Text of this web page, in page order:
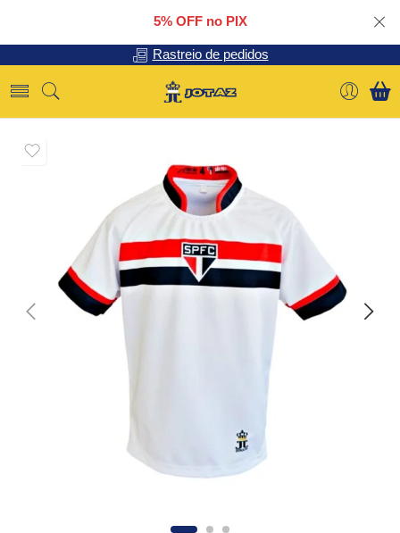
5% OFF no PIX
Rastreio de pedidos